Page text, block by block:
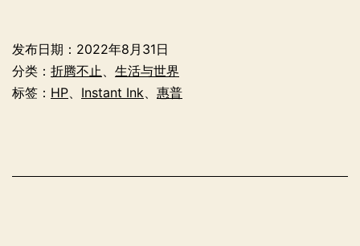
“打
印
务”
发布日期： 2022年8月31日
分类： 折腾不止、 生活与世界
标签： HP、 Instant Ink、 惠普